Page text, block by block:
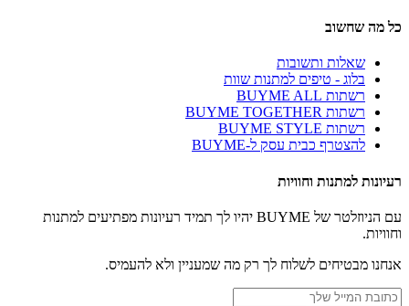
כל מה שחשוב
שאלות ותשובות
בלוג - טיפים למתנות שוות
רשתות BUYME ALL
רשתות BUYME TOGETHER
רשתות BUYME STYLE
להצטרף כבית עסק ל-BUYME
רעיונות למתנות וחוויות
עם הניוזלטר של BUYME יהיו לך תמיד רעיונות מפתיעים למתנות
וחוויות.
אנחנו מבטיחים לשלוח לך רק מה שמעניין ולא להעמיס.